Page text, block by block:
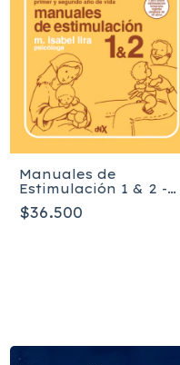
Manuales de
Estimulación 1 & 2 -
Lira Maria Isabel
$36.500